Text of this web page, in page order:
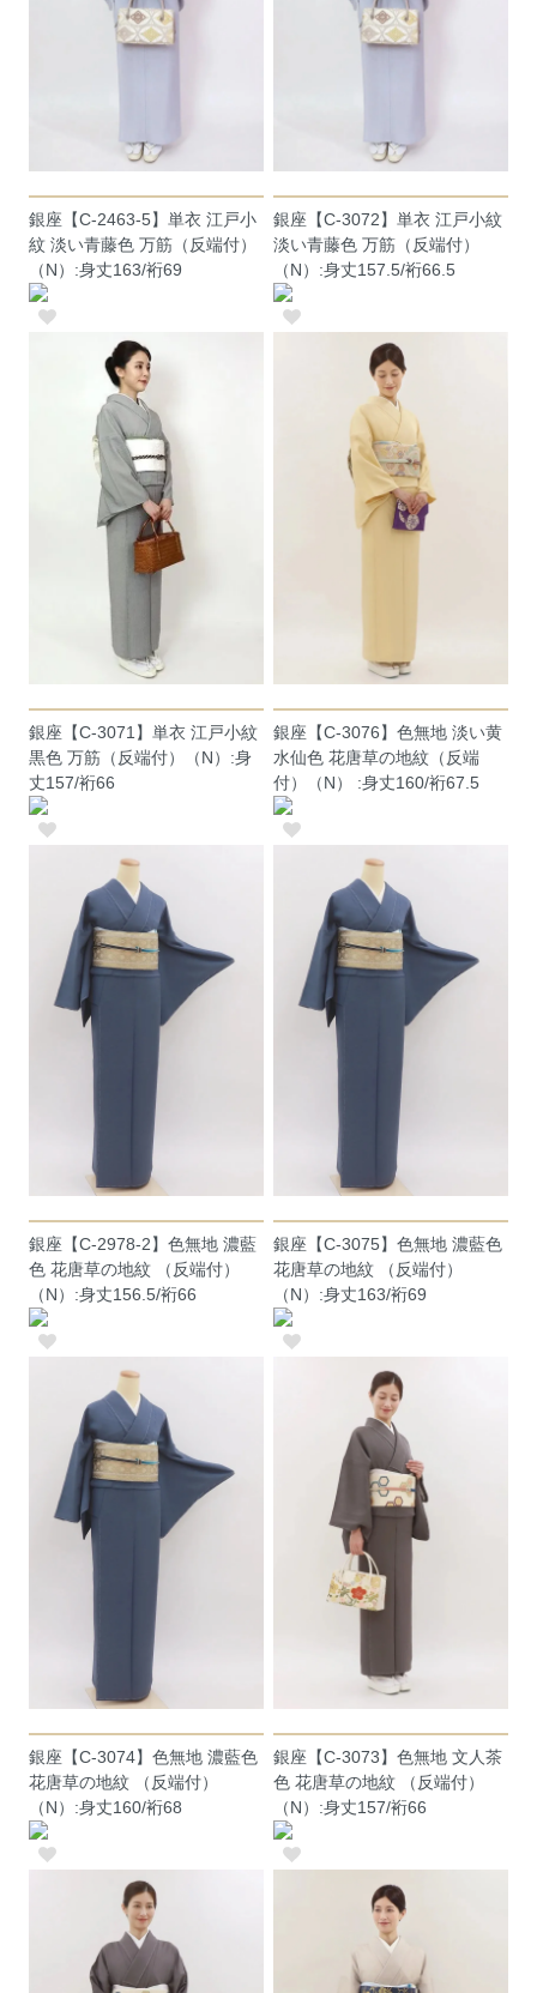
銀座【C-2463-5】単衣 江戸小
紋 淡い青藤色 万筋（反端付）
（N）:身丈163/裄69
銀座【C-3072】単衣 江戸小紋
淡い青藤色 万筋（反端付）
（N）:身丈157.5/裄66.5
銀座【C-3071】単衣 江戸小紋
黒色 万筋（反端付）（N）:身
丈157/裄66
銀座【C-3076】色無地 淡い黄
水仙色 花唐草の地紋（反端
付）（N） :身丈160/裄67.5
銀座【C-2978-2】色無地 濃藍
色 花唐草の地紋 （反端付）
（N）:身丈156.5/裄66
銀座【C-3075】色無地 濃藍色
花唐草の地紋 （反端付）
（N）:身丈163/裄69
銀座【C-3074】色無地 濃藍色
花唐草の地紋 （反端付）
（N）:身丈160/裄68
銀座【C-3073】色無地 文人茶
色 花唐草の地紋 （反端付）
（N）:身丈157/裄66